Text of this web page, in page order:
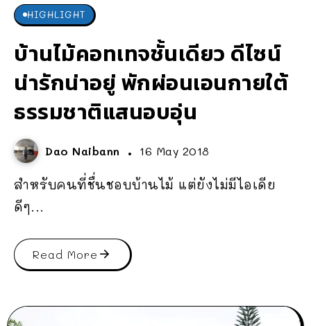
HIGHLIGHT
บ้านไม้คอทเทจชั้นเดียว ดีไซน์
น่ารักน่าอยู่ พักผ่อนเอนกายใต้
ธรรมชาติแสนอบอุ่น
Dao Naibann 16 May 2018
สำหรับคนที่ชื่นชอบบ้านไม้ แต่ยังไม่มีไอเดีย
ดีๆ...
Read More